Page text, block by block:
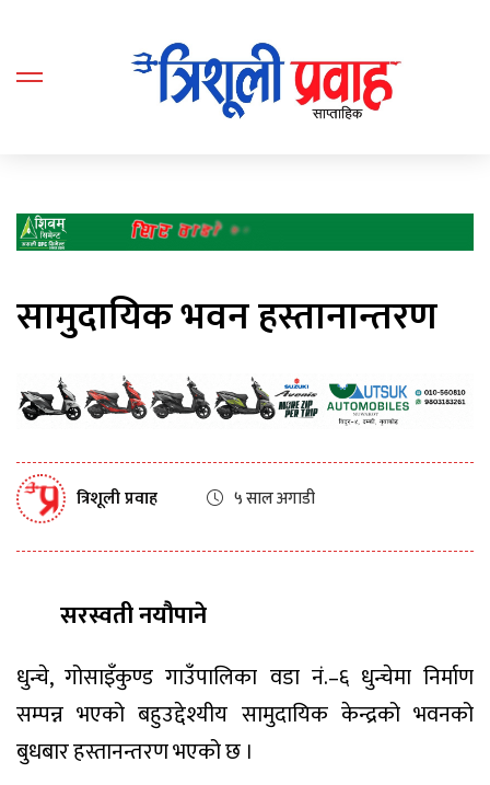
सामुदायिक भवन हस्तानान्तरण
त्रिशूली प्रवाह ५ साल अगाडी
सरस्वती नयौपाने
धुन्चे, गोसाइँकुण्ड गाउँपालिका वडा नं.–६ धुन्चेमा निर्माण
सम्पन्न भएको बहुउद्देश्यीय सामुदायिक केन्द्रको भवनको
बुधबार हस्तानन्तरण भएको छ ।